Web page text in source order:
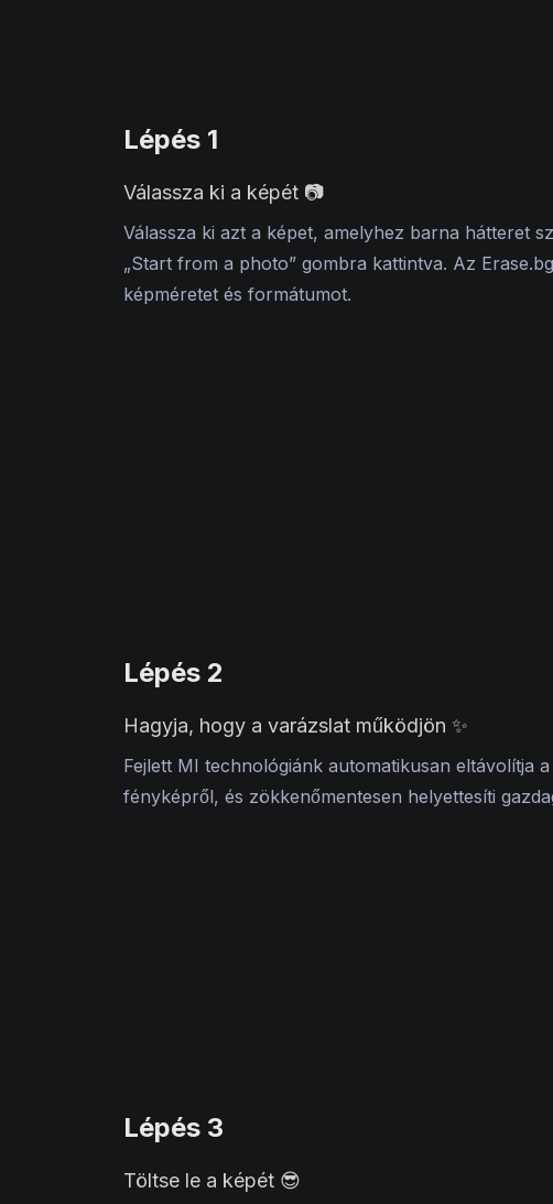
Lépés 1
Válassza ki a képét 📷
Válassza ki azt a képet, amelyhez barna hátteret
„Start from a photo” gombra kattintva. Az
képméretet és formátumot.
Lépés 2
Hagyja, hogy a varázslat működjön ✨
Fejlett MI technológiánk automatikusan eltávolítja
fényképről, és zökkenőmentesen helyettesíti
Lépés 3
Töltse le a képét 😎